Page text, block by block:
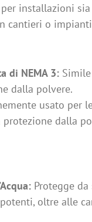
per installazioni
cantieri o
di NEMA 3:
dalla polvere.
usato per
protezione dalla
Protegge da
potenti, oltre alle